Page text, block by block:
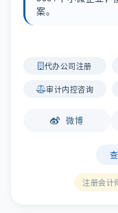
案。
代办公司注册
审计内控咨询
微博
注册会计